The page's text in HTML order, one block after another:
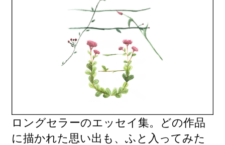
ロングセラーのエッセイ集。どの作品
に描かれた思い出も、ふと入ってみた